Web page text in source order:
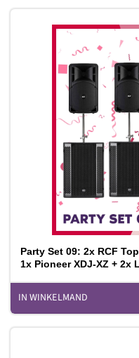
Party Set 09: 2x RCF
1x Pioneer XDJ-XZ + 2x
IN WINKELMAND